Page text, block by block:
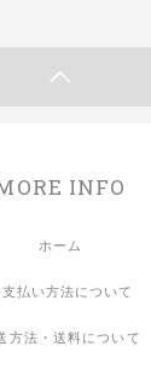
INFO
ホーム
支払い方法について
方法・送料について